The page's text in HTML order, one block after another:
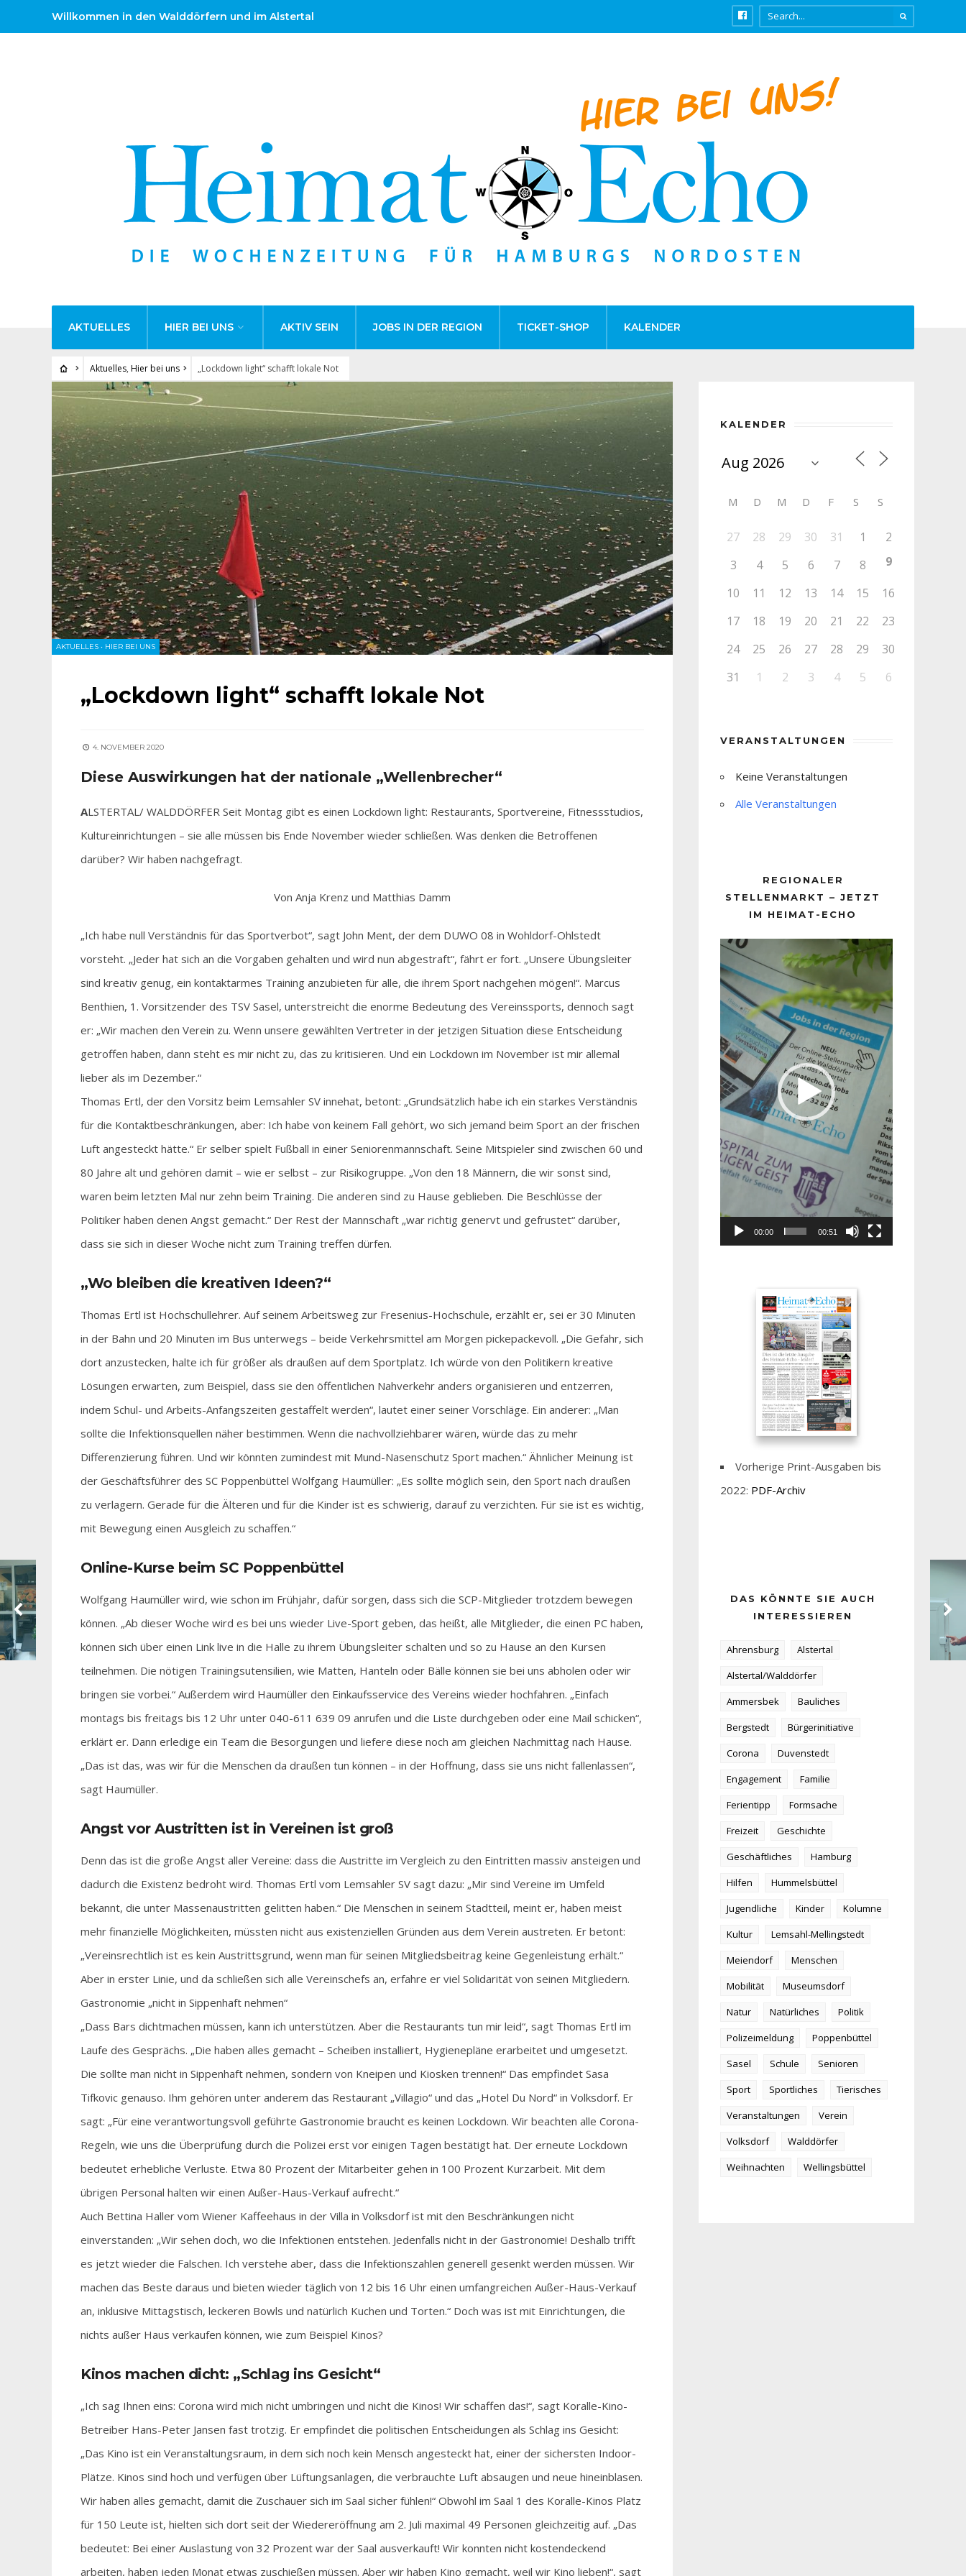
Willkommen in den Walddörfern und im Alstertal
AKTUELLES HIER BEI UNS AKTIV SEIN JOBS IN DER REGION TICKET-SHOP KALENDER
Aktuelles, Hier bei uns „Lockdown light“ schafft lokale Not
AKTUELLES • HIER BEI UNS
„Lockdown light“ schafft lokale Not
4. NOVEMBER 2020
Diese Auswirkungen hat der nationale „Wellenbrecher“
ALSTERTAL/ WALDDÖRFER Seit Montag gibt es einen Lockdown light: Restaurants, Sportvereine, Fitnessstudios,
Kultureinrichtungen – sie alle müssen bis Ende November wieder schließen. Was denken die Betroffenen
darüber? Wir haben nachgefragt.
Von Anja Krenz und Matthias Damm
„Ich habe null Verständnis für das Sportverbot“, sagt John Ment, der dem DUWO 08 in Wohldorf-Ohlstedt
vorsteht. „Jeder hat sich an die Vorgaben gehalten und wird nun abgestraft“, fährt er fort. „Unsere Übungsleiter
sind kreativ genug, ein kontaktarmes Training anzubieten für alle, die ihrem Sport nachgehen mögen!“. Marcus
Benthien, 1. Vorsitzender des TSV Sasel, unterstreicht die enorme Bedeutung des Vereinssports, dennoch sagt
er: „Wir machen den Verein zu. Wenn unsere gewählten Vertreter in der jetzigen Situation diese Entscheidung
getroffen haben, dann steht es mir nicht zu, das zu kritisieren. Und ein Lockdown im November ist mir allemal
lieber als im Dezember.“
Thomas Ertl, der den Vorsitz beim Lemsahler SV innehat, betont: „Grundsätzlich habe ich ein starkes Verständnis
für die Kontaktbeschränkungen, aber: Ich habe von keinem Fall gehört, wo sich jemand beim Sport an der frischen
Luft angesteckt hätte.“ Er selber spielt Fußball in einer Seniorenmannschaft. Seine Mitspieler sind zwischen 60 und
80 Jahre alt und gehören damit – wie er selbst – zur Risikogruppe. „Von den 18 Männern, die wir sonst sind,
waren beim letzten Mal nur zehn beim Training. Die anderen sind zu Hause geblieben. Die Beschlüsse der
Politiker haben denen Angst gemacht.“ Der Rest der Mannschaft „war richtig genervt und gefrustet“ darüber,
dass sie sich in dieser Woche nicht zum Training treffen dürfen.
„Wo bleiben die kreativen Ideen?“
Thomas Ertl ist Hochschullehrer. Auf seinem Arbeitsweg zur Fresenius-Hochschule, erzählt er, sei er 30 Minuten
in der Bahn und 20 Minuten im Bus unterwegs – beide Verkehrsmittel am Morgen pickepackevoll. „Die Gefahr, sich
dort anzustecken, halte ich für größer als draußen auf dem Sportplatz. Ich würde von den Politikern kreative
Lösungen erwarten, zum Beispiel, dass sie den öffentlichen Nahverkehr anders organisieren und entzerren,
indem Schul- und Arbeits-Anfangszeiten gestaffelt werden“, lautet einer seiner Vorschläge. Ein anderer: „Man
sollte die Infektionsquellen näher bestimmen. Wenn die nachvollziehbarer wären, würde das zu mehr
Differenzierung führen. Und wir könnten zumindest mit Mund-Nasenschutz Sport machen.“ Ähnlicher Meinung ist
der Geschäftsführer des SC Poppenbüttel Wolfgang Haumüller: „Es sollte möglich sein, den Sport nach draußen
zu verlagern. Gerade für die Älteren und für die Kinder ist es schwierig, darauf zu verzichten. Für sie ist es wichtig,
mit Bewegung einen Ausgleich zu schaffen.“
Online-Kurse beim SC Poppenbüttel
Wolfgang Haumüller wird, wie schon im Frühjahr, dafür sorgen, dass sich die SCP-Mitglieder trotzdem bewegen
können. „Ab dieser Woche wird es bei uns wieder Live-Sport geben, das heißt, alle Mitglieder, die einen PC haben,
können sich über einen Link live in die Halle zu ihrem Übungsleiter schalten und so zu Hause an den Kursen
teilnehmen. Die nötigen Trainingsutensilien, wie Matten, Hanteln oder Bälle können sie bei uns abholen oder wir
bringen sie vorbei.“ Außerdem wird Haumüller den Einkaufsservice des Vereins wieder hochfahren. „Einfach
montags bis freitags bis 12 Uhr unter 040-611 639 09 anrufen und die Liste durchgeben oder eine Mail schicken“,
erklärt er. Dann erledige ein Team die Besorgungen und liefere diese noch am gleichen Nachmittag nach Hause.
„Das ist das, was wir für die Menschen da draußen tun können – in der Hoffnung, dass sie uns nicht fallenlassen“,
sagt Haumüller.
Angst vor Austritten ist in Vereinen ist groß
Denn das ist die große Angst aller Vereine: dass die Austritte im Vergleich zu den Eintritten massiv ansteigen und
dadurch die Existenz bedroht wird. Thomas Ertl vom Lemsahler SV sagt dazu: „Mir sind Vereine im Umfeld
bekannt, die unter Massenaustritten gelitten haben.“ Die Menschen in seinem Stadtteil, meint er, haben meist
mehr finanzielle Möglichkeiten, müssten nicht aus existenziellen Gründen aus dem Verein austreten. Er betont:
„Vereinsrechtlich ist es kein Austrittsgrund, wenn man für seinen Mitgliedsbeitrag keine Gegenleistung erhält.“
Aber in erster Linie, und da schließen sich alle Vereinschefs an, erfahre er viel Solidarität von seinen Mitgliedern.
Gastronomie „nicht in Sippenhaft nehmen“
„Dass Bars dichtmachen müssen, kann ich unterstützen. Aber die Restaurants tun mir leid“, sagt Thomas Ertl im
Laufe des Gesprächs. „Die haben alles gemacht – Scheiben installiert, Hygienepläne erarbeitet und umgesetzt.
Die sollte man nicht in Sippenhaft nehmen, sondern von Kneipen und Kiosken trennen!“ Das empfindet Sasa
Tifkovic genauso. Ihm gehören unter anderem das Restaurant „Villagio“ und das „Hotel Du Nord“ in Volksdorf. Er
sagt: „Für eine verantwortungsvoll geführte Gastronomie braucht es keinen Lockdown. Wir beachten alle Corona-
Regeln, wie uns die Überprüfung durch die Polizei erst vor einigen Tagen bestätigt hat. Der erneute Lockdown
bedeutet erhebliche Verluste. Etwa 80 Prozent der Mitarbeiter gehen in 100 Prozent Kurzarbeit. Mit dem
übrigen Personal halten wir einen Außer-Haus-Verkauf aufrecht.“
Auch Bettina Haller vom Wiener Kaffeehaus in der Villa in Volksdorf ist mit den Beschränkungen nicht
einverstanden: „Wir sehen doch, wo die Infektionen entstehen. Jedenfalls nicht in der Gastronomie! Deshalb trifft
es jetzt wieder die Falschen. Ich verstehe aber, dass die Infektionszahlen generell gesenkt werden müssen. Wir
machen das Beste daraus und bieten wieder täglich von 12 bis 16 Uhr einen umfangreichen Außer-Haus-Verkauf
an, inklusive Mittagstisch, leckeren Bowls und natürlich Kuchen und Torten.“ Doch was ist mit Einrichtungen, die
nichts außer Haus verkaufen können, wie zum Beispiel Kinos?
Kinos machen dicht: „Schlag ins Gesicht“
„Ich sag Ihnen eins: Corona wird mich nicht umbringen und nicht die Kinos! Wir schaffen das!“, sagt Koralle-Kino-
Betreiber Hans-Peter Jansen fast trotzig. Er empfindet die politischen Entscheidungen als Schlag ins Gesicht:
„Das Kino ist ein Veranstaltungsraum, in dem sich noch kein Mensch angesteckt hat, einer der sichersten Indoor-
Plätze. Kinos sind hoch und verfügen über Lüftungsanlagen, die verbrauchte Luft absaugen und neue hineinblasen.
Wir haben alles gemacht, damit die Zuschauer sich im Saal sicher fühlen!“ Obwohl im Saal 1 des Koralle-Kinos Platz
für 150 Leute ist, hielten sich dort seit der Wiedereröffnung am 2. Juli maximal 49 Personen gleichzeitig auf. „Das
bedeutet: Bei einer Auslastung von 32 Prozent war der Saal ausverkauft! Wir konnten nicht kostendeckend
arbeiten, haben jeden Monat etwas zuschießen müssen. Aber wir haben Kino gemacht, weil wir Kino lieben!“, sagt
KALENDER
M D M D F S S
27 28 29 30 31 1
2
3
4 5 6 7 8
9
10
11 12 13 14 15
16
17
18 19 20 21 22
23
24
25 26 27 28 29
30
31
1 2 3 4 5 6
VERANSTALTUNGEN
Keine Veranstaltungen
Alle Veranstaltungen
REGIONALER
STELLENMARKT – JETZT
IM HEIMAT-ECHO
Player
00:00 00:51
Vorherige Print-Ausgaben bis
2022: PDF-Archiv
DAS KÖNNTE SIE AUCH
INTERESSIEREN
Ahrensburg
Alstertal
Alstertal/Walddörfer
Ammersbek
Bauliches
Bergstedt
Bürgerinitiative
Corona
Duvenstedt
Engagement
Familie
Ferientipp
Formsache
Freizeit
Geschichte
Geschäftliches
Hamburg
Hilfen
Hummelsbüttel
Jugendliche
Kinder
Kolumne
Kultur
Lemsahl-Mellingstedt
Meiendorf
Menschen
Mobilität
Museumsdorf
Natur
Natürliches
Politik
Polizeimeldung
Poppenbüttel
Sasel
Schule
Senioren
Sport
Sportliches
Tierisches
Veranstaltungen
Verein
Volksdorf
Walddörfer
Weihnachten
Wellingsbüttel